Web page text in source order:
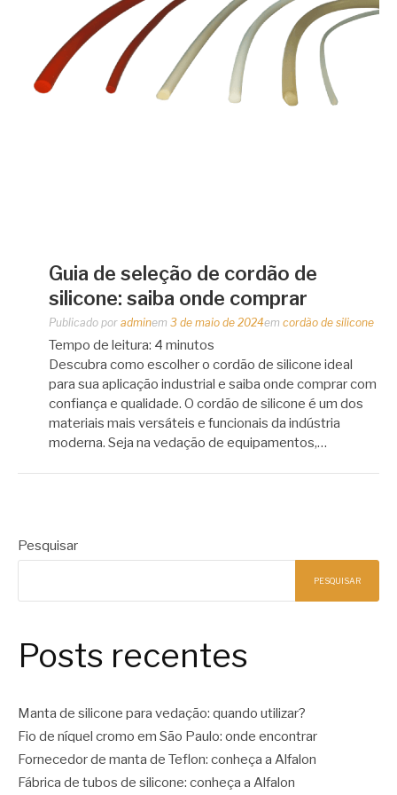
Guia de seleção de cordão de
silicone: saiba onde comprar
Publicado por adminem 3 de maio de 2024em cordão de silicone
Tempo de leitura: 4 minutos
Descubra como escolher o cordão de silicone ideal
para sua aplicação industrial e saiba onde comprar com
confiança e qualidade. O cordão de silicone é um dos
materiais mais versáteis e funcionais da indústria
moderna. Seja na vedação de equipamentos,…
Pesquisar
PESQUISAR
Posts recentes
Manta de silicone para vedação: quando utilizar?
Fio de níquel cromo em São Paulo: onde encontrar
Fornecedor de manta de Teflon: conheça a Alfalon
Fábrica de tubos de silicone: conheça a Alfalon